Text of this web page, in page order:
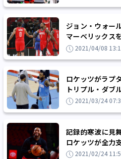
ジョン・ウォー
マーベリックス
とをやめないチー
2021/04/08
ロケッツがラプ
トリプル・ダブ
ォール「やっと手
2021/03/24
記録的寒波に見
ロケッツが全力
者に食事を提供
2021/02/24